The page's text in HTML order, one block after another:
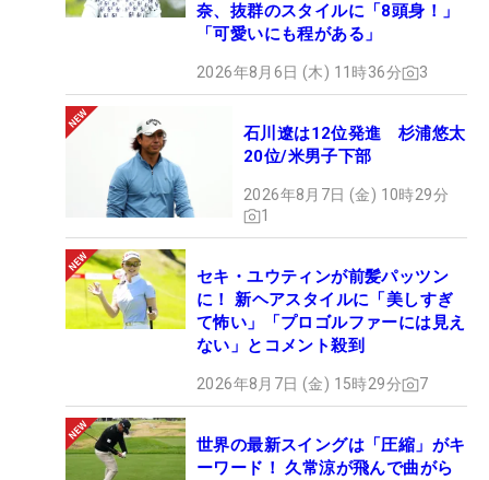
奈、抜群のスタイルに「8頭身！」
「可愛いにも程がある」
2026年8月6日 (木) 11時36分 3
石川遼は12位発進 杉浦悠太
20位/米男子下部
2026年8月7日 (金) 10時29分
1
セキ・ユウティンが前髪パッツン
に！ 新ヘアスタイルに「美しすぎ
て怖い」「プロゴルファーには見え
ない」とコメント殺到
2026年8月7日 (金) 15時29分 7
世界の最新スイングは「圧縮」がキ
ーワード！ 久常涼が飛んで曲がら